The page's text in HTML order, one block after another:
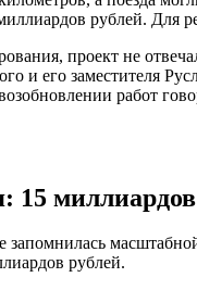
рублей. Для
проект не
и его заместителя
работ
15
запомнилась
рублей.